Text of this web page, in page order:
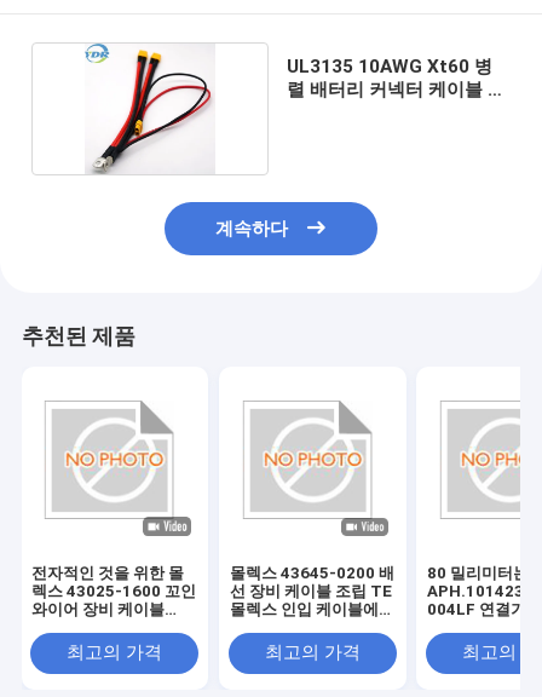
UL3135 10AWG Xt60 병
렬 배터리 커넥터 케이블 대
계속하다
추천된 제품
전자적인 것을 위한 몰
렉스 43025-1600 꼬인
와이어 장비 케이블
최고의 가격
몰렉스 43645-0200 배
선 장비 케이블 조립 TE
몰렉스 인입 케이블에
최고의 가격
80 밀리미터는
004LF 연결기
5SK-S3C1-LB
보를 칩니다
최고의